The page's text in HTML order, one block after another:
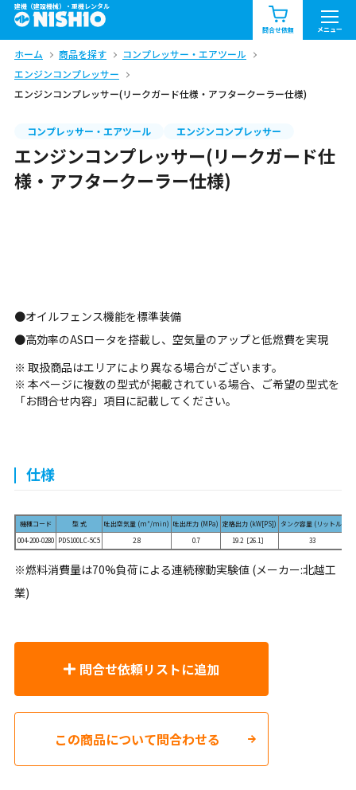
建機（建設機械）・重機レンタル
問合せ依頼 メニュー
商品一覧 お知らせ一覧
問合せ依頼リスト お問合せ
エリア情報を見る
北海道 東北 関東
中部 関西
ホーム 商品を探す
コンプレッサー・エアツール
エンジンコンプレッサー
エンジンコンプレッサー(リークガード仕様・アフタークーラー仕様)
コンプレッサー・エアツール エンジンコンプレッサー
エンジンコンプレッサー(リークガード仕
様・アフタークーラー仕様)
●オイルフェンス機能を標準装備
●高効率のASロータを搭載し、空気量のアップと低燃費を実現
※ 取扱商品はエリアにより異なる場合がございます。
※ 本ページに複数の型式が掲載されている場合、ご希望の型式を
「お問合せ内容」項目に記載してください。
仕様
機種コード 型 式 吐出空気量 (m³/min) 吐出圧力 (MPa) 定格出力 (kW[PS]) タンク容量 (リットル)
004-200-0280 PDS100LC-5C5 2.8 0.7 19.2［26.1］ 33
※燃料消費量は70%負荷による連続稼動実験値 (メーカー:北越工
業)
問合せ依頼リストに追加
この商品について問合わせる